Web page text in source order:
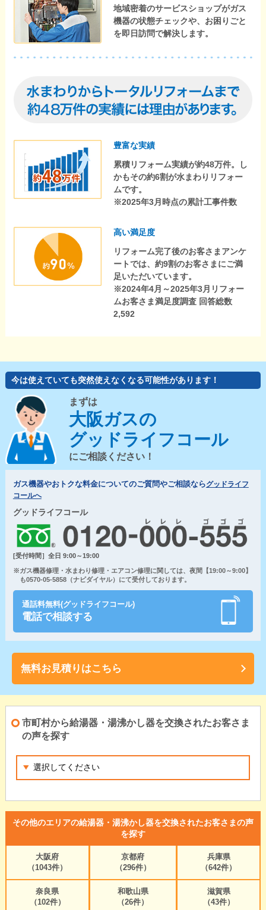
地域密着のサービスショップがガス
機器の状態チェックや、お困りごと
を即日訪問で解決します。
豊富な実績
累積リフォーム実績が約48万件。し
かもその約6割が水まわりリフォー
ムです。
※2025年3月時点の累計工事件数
高い満足度
リフォーム完了後のお客さまアンケ
ートでは、約9割のお客さまにご満
足いただいています。
※2024年4月～2025年3月リフォー
ムお客さま満足度調査 回答総数
2,592
今は使えていても突然使えなくなる可能性があります！
まずは
大阪ガスの
グッドライフコール
にご相談ください！
ガス機器やおトクな料金についてのご質問やご相談ならグッドライフ
コールへ
グッドライフコール
[受付時間］全日 9:00～19:00
※ガス機器修理・水まわり修理・エアコン修理に関しては、夜間【19:00～9:00】
も0570-05-5858（ナビダイヤル）にて受付しております。
通話料無料(グッドライフコール)
電話で相談する
無料お見積りはこちら
市町村から給湯器・湯沸かし器を交換されたお客さま
の声を探す
その他のエリアの給湯器・湯沸かし器を交換されたお客さまの声
を探す
大阪府
（1043件）
京都府
（296件）
兵庫県
（642件）
奈良県
（102件）
和歌山県
（26件）
滋賀県
（43件）